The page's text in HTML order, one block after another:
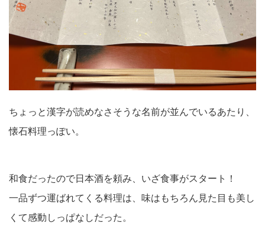
ちょっと漢字が読めなさそうな名前が並んでいるあたり、
懐石料理っぽい。
和食だったので日本酒を頼み、いざ食事がスタート！
一品ずつ運ばれてくる料理は、味はもちろん見た目も美し
くて感動しっぱなしだった。